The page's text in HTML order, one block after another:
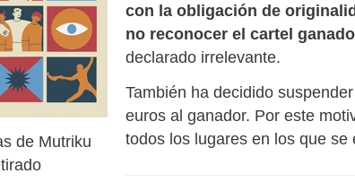
de Mutriku
con la obligación de
no reconocer el cartel
declarado irrelevante.
También ha decidido
euros al ganador. Por este
todos los lugares en los que